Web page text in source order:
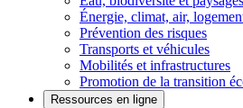
Énergie, climat, air,
Prévention des risques
Transports et véhicules
Mobilités et infrastructures
Promotion de la transition
Ressources en ligne